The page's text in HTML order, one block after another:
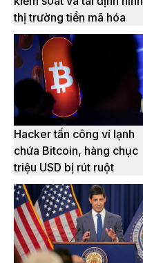
thị trường tiền mã hóa
Hacker tấn công ví lạnh
chứa Bitcoin, hàng chục
triệu USD bị rút ruột